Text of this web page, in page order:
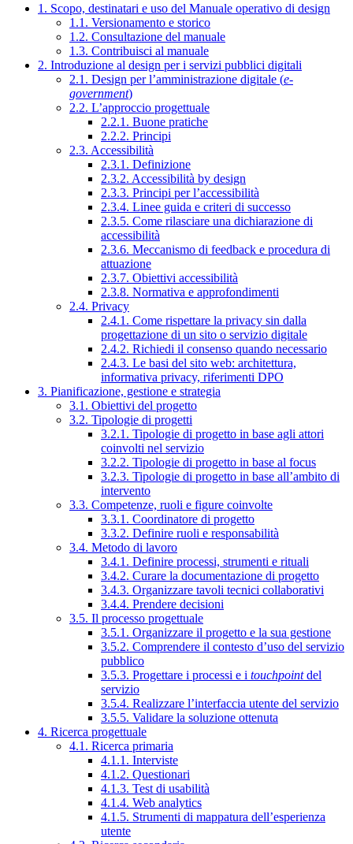
1. Scopo, destinatari e uso del Manuale operativo di design
1.1. Versionamento e storico
1.2. Consultazione del manuale
1.3. Contribuisci al manuale
2. Introduzione al design per i servizi pubblici digitali
2.1. Design per l’amministrazione digitale (e-
government)
2.2. L’approccio progettuale
2.2.1. Buone pratiche
2.2.2. Principi
2.3. Accessibilità
2.3.1. Definizione
2.3.2. Accessibilità by design
2.3.3. Principi per l’accessibilità
2.3.4. Linee guida e criteri di successo
2.3.5. Come rilasciare una dichiarazione di
accessibilità
2.3.6. Meccanismo di feedback e procedura di
attuazione
2.3.7. Obiettivi accessibilità
2.3.8. Normativa e approfondimenti
2.4. Privacy
2.4.1. Come rispettare la privacy sin dalla
progettazione di un sito o servizio digitale
2.4.2. Richiedi il consenso quando necessario
2.4.3. Le basi del sito web: architettura,
informativa privacy, riferimenti DPO
3. Pianificazione, gestione e strategia
3.1. Obiettivi del progetto
3.2. Tipologie di progetti
3.2.1. Tipologie di progetto in base agli attori
coinvolti nel servizio
3.2.2. Tipologie di progetto in base al focus
3.2.3. Tipologie di progetto in base all’ambito di
intervento
3.3. Competenze, ruoli e figure coinvolte
3.3.1. Coordinatore di progetto
3.3.2. Definire ruoli e responsabilità
3.4. Metodo di lavoro
3.4.1. Definire processi, strumenti e rituali
3.4.2. Curare la documentazione di progetto
3.4.3. Organizzare tavoli tecnici collaborativi
3.4.4. Prendere decisioni
3.5. Il processo progettuale
3.5.1. Organizzare il progetto e la sua gestione
3.5.2. Comprendere il contesto d’uso del servizio
pubblico
3.5.3. Progettare i processi e i touchpointdel
servizio
3.5.4. Realizzare l’interfaccia utente del servizio
3.5.5. Validare la soluzione ottenuta
4. Ricerca progettuale
4.1. Ricerca primaria
4.1.1. Interviste
4.1.2. Questionari
4.1.3. Test di usabilità
4.1.4. Web analytics
4.1.5. Strumenti di mappatura dell’esperienza
utente